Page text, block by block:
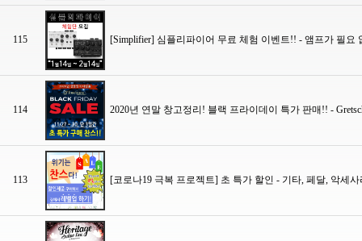
115 [Simplifier] 심플리파이어 무료 체험 이벤트!! - 앰프가 필
114 2020년 연말 창고정리! 블랙 프라이데이 특가 판매!! -
113 [코로나19 극복 프로젝트] 초 특가 할인 - 기타, 페달, 악세